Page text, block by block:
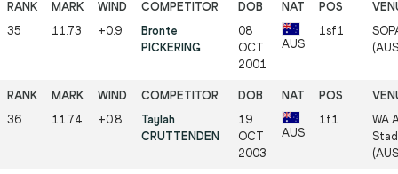
35 11.73 +0.9
Bronte
PICKERING
08
OCT
2001
AUS
1sf1
36 11.74 +0.8
Taylah
CRUTTENDEN
19
OCT
2003
AUS
1f1
WA